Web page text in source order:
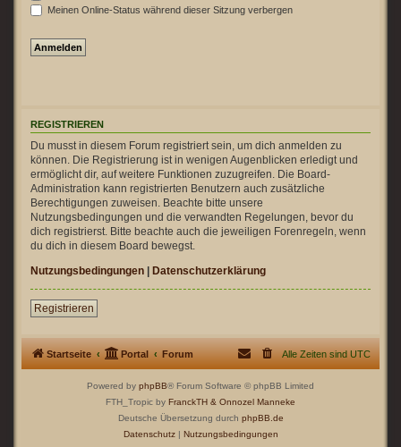
Meinen Online-Status während dieser Sitzung verbergen
REGISTRIEREN
Du musst in diesem Forum registriert sein, um dich anmelden zu
können. Die Registrierung ist in wenigen Augenblicken erledigt und
ermöglicht dir, auf weitere Funktionen zuzugreifen. Die Board-
Administration kann registrierten Benutzern auch zusätzliche
Berechtigungen zuweisen. Beachte bitte unsere
Nutzungsbedingungen und die verwandten Regelungen, bevor du
dich registrierst. Bitte beachte auch die jeweiligen Forenregeln, wenn
du dich in diesem Board bewegst.
Nutzungsbedingungen | Datenschutzerklärung
Registrieren
Startseite Portal Forum Alle Zeiten sind UTC
Powered by phpBB® Forum Software © phpBB Limited
FTH_Tropic by FranckTH & Onnozel Manneke
Deutsche Übersetzung durch phpBB.de
Datenschutz| Nutzungsbedingungen